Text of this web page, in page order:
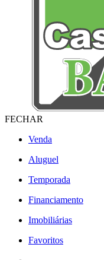
FECHAR
Venda
Aluguel
Temporada
Financiamento
Imobiliárias
Favoritos